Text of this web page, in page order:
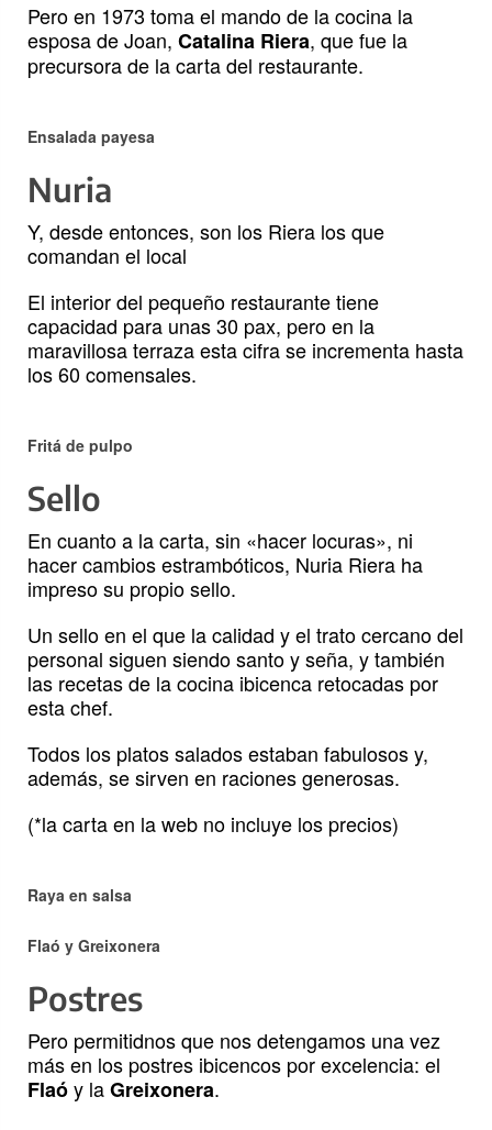
Pero en 1973 toma el mando de la cocina la
esposa de Joan, Catalina Riera, que fue la
precursora de la carta del restaurante.
Ensalada payesa
Nuria
Y, desde entonces, son los Riera los que
comandan el local
El interior del pequeño restaurante tiene
capacidad para unas 30 pax, pero en la
maravillosa terraza esta cifra se incrementa hasta
los 60 comensales.
Fritá de pulpo
Sello
En cuanto a la carta, sin «hacer locuras», ni
hacer cambios estrambóticos, Nuria Riera ha
impreso su propio sello.
Un sello en el que la calidad y el trato cercano del
personal siguen siendo santo y seña, y también
las recetas de la cocina ibicenca retocadas por
esta chef.
Todos los platos salados estaban fabulosos y,
además, se sirven en raciones generosas.
(*la carta en la web no incluye los precios)
Raya en salsa
Flaó y Greixonera
Postres
Pero permitidnos que nos detengamos una vez
más en los postres ibicencos por excelencia: el
Flaóy laGreixonera.